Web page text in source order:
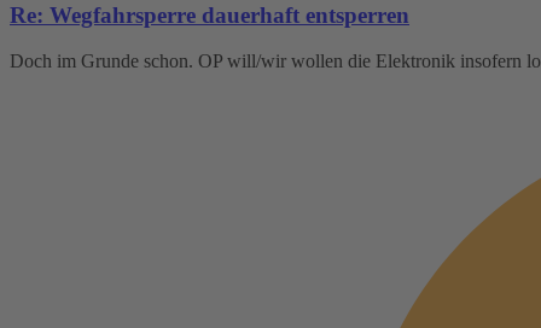
Re: Wegfahrsperre dauerhaft entsperren
Doch im Grunde schon. OP will/wir wollen die Elektronik insofern